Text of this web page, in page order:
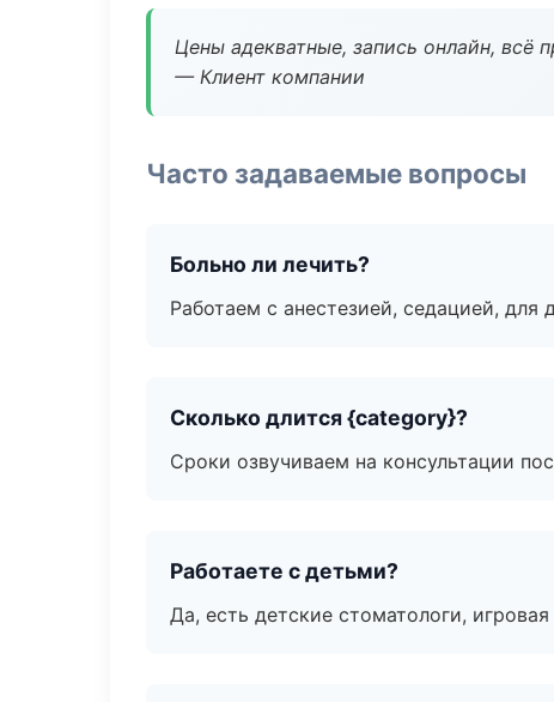
Цены адекватные, запись онлайн, всё
— Клиент компании
Часто задаваемые вопросы
Больно ли лечить?
Работаем с анестезией, седацией, для
Сколько длится {category}?
Сроки озвучиваем на консультации
Работаете с детьми?
Да, есть детские стоматологи,